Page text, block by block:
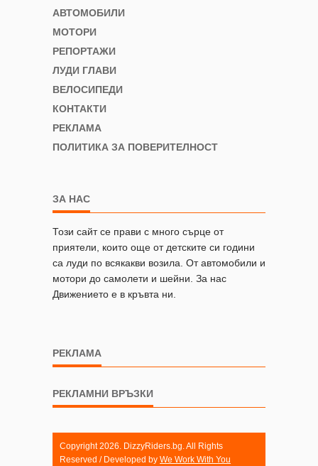
АВТОМОБИЛИ
МОТОРИ
РЕПОРТАЖИ
ЛУДИ ГЛАВИ
ВЕЛОСИПЕДИ
КОНТАКТИ
РЕКЛАМА
ПОЛИТИКА ЗА ПОВЕРИТЕЛНОСТ
ЗА НАС
Този сайт се прави с много сърце от
приятели, които още от детските си години
са луди по всякакви возила. От автомобили и
мотори до самолети и шейни. За нас
Движението е в кръвта ни.
РЕКЛАМА
РЕКЛАМНИ ВРЪЗКИ
Copyright 2026. DizzyRiders.bg. All Rights
Reserved / Developed by We Work With You